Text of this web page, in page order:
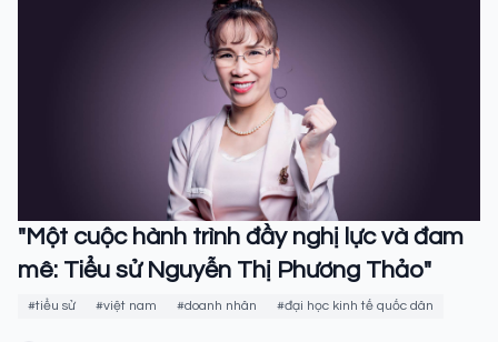
"Một cuộc hành trình đầy nghị lực và đam
mê: Tiểu sử Nguyễn Thị Phương Thảo"
#tiểu sử #việt nam #doanh nhân #đại học kinh tế quốc dân